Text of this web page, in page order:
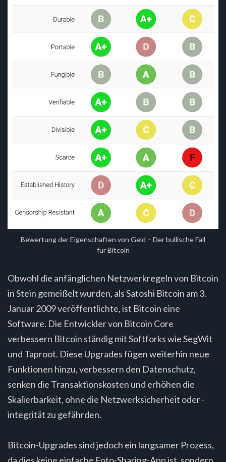
Bewertung der Eigenschaften von Geld – Der bullische Fall
für Bitcoin
Obwohl die anfänglichen Netzwerkregeln von Bitcoin
in Stein gemeißelt wurden, als Satoshi Bitcoin am 3.
Januar 2009 veröffentlichte, ist Bitcoin eine
Software. Die Entwickler von Bitcoin Core
verbessern Bitcoin ständig mit Softforks wie SegWit
und Taproot. Diese Upgrades fügen weiterhin neue
Funktionen hinzu, verbessern den Datenschutz,
senken die Transaktionskosten und erhöhen die
Skalierbarkeit, ohne die Netzwerksicherheit oder -
integrität zu gefährden.
Bitcoin-Upgrades sind jedoch ein langsamer Prozess,